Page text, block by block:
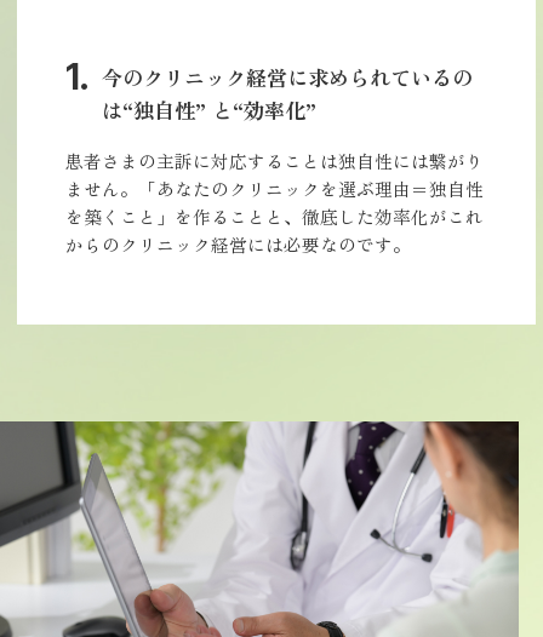
今のクリニック経営に求められているの
は“独自性” と“効率化”
患者さまの主訴に対応することは独自性には繋がり
ません。「あなたのクリニックを選ぶ理由＝独自性
を築くこと」を作ることと、徹底した効率化がこれ
からのクリニック経営には必要なのです。